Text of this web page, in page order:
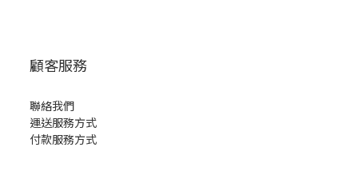
顧客服務
聯絡我們
運送服務方式
付款服務方式